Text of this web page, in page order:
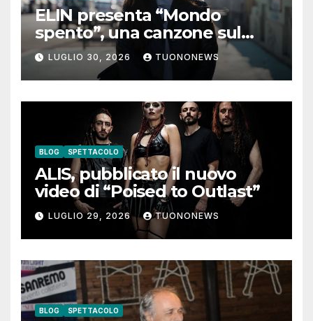
ELIN presenta “Mondo
spento”, una canzone sul
coraggio di lasciare andare i
pensieri negativi
LUGLIO 30, 2026 TUONONEWS
BLOG SPETTACOLO
ALIS, pubblicato il nuovo
video di “Poised to Outlast”
LUGLIO 29, 2026 TUONONEWS
BLOG SPETTACOLO